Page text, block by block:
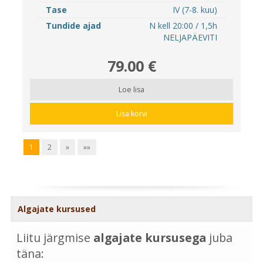
Tase
IV (7-8. kuu)
Tundide ajad
N kell 20:00 / 1,5h
NELJAPÄEVITI
79.00 €
Loe lisa
Lisa korvi
1 2 » »»
Algajate kursused
Liitu järgmise algajate kursusega juba
täna: